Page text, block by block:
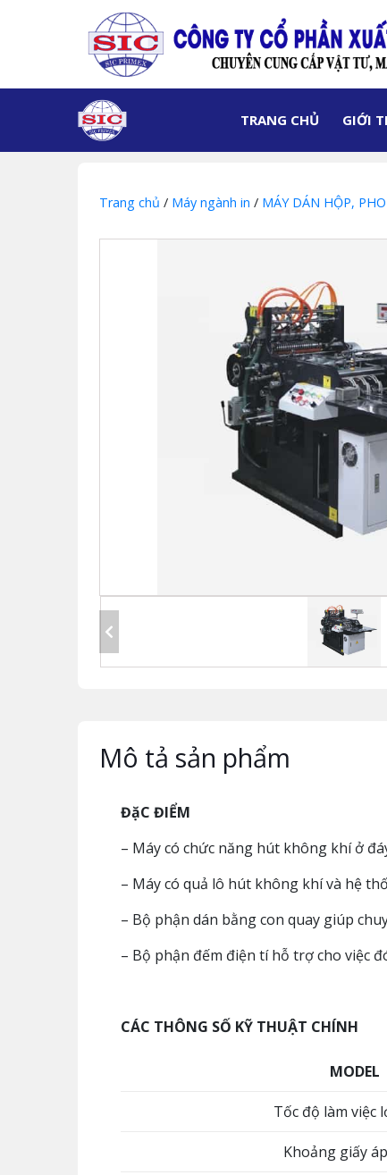
TRANG CHỦ GIỚI
Trang chủ / Máy ngành in / MÁY DÁN HỘP,
Mô tả sản phẩm
ĐặC ĐIỂM
– Máy có chức năng hút không khí ở
– Máy có quả lô hút không khí và hệ
– Bộ phận dán bằng con quay giúp
– Bộ phận đếm điện tí hỗ trợ cho việc
CÁC THÔNG SỐ KỸ THUẬT CHÍNH
MODEL
Tốc độ làm việc
Khoảng giấy